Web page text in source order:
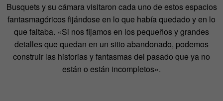
Busquets y su cámara visitaron cada uno de estos espacios
fantasmagóricos fijándose en lo que había quedado y en lo
que faltaba. «Si nos fijamos en los pequeños y grandes
detalles que quedan en un sitio abandonado, podemos
construir las historias y fantasmas del pasado que ya no
están o están incompletos».